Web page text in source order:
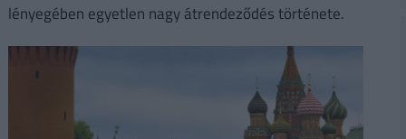
lényegében egyetlen nagy átrendeződés története.